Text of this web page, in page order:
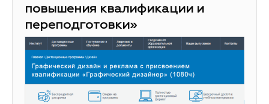
повышения квалификации и
переподготовки»